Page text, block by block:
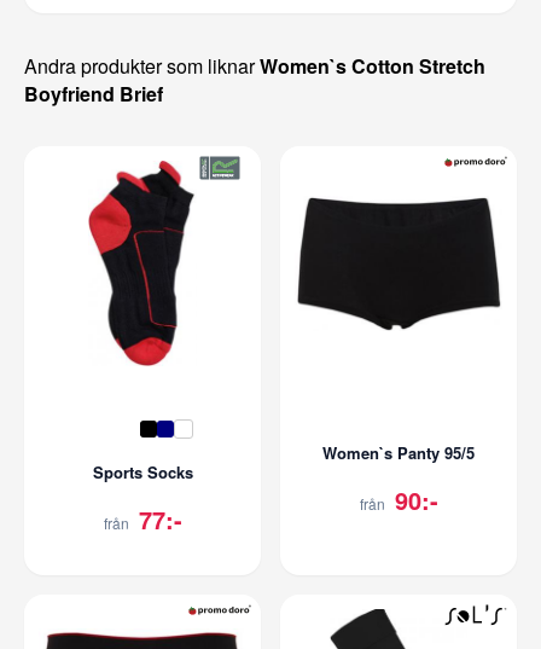
Andra produkter som liknarWomen`s Cotton Stretch
Boyfriend Brief
Sports Socks
från 77:-
Women`s Panty 95/5
från 90:-